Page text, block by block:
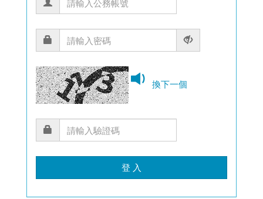
換下一個
登 入